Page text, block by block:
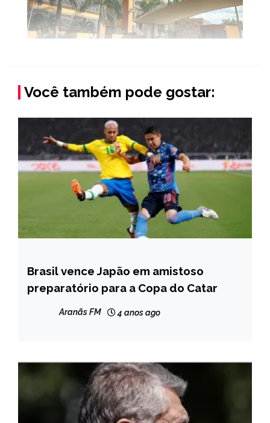
Você também pode gostar:
ESPORTES
NOTÍCIAS
Brasil vence Japão em amistoso
preparatório para a Copa do Catar
Aranãs FM 4 anos ago